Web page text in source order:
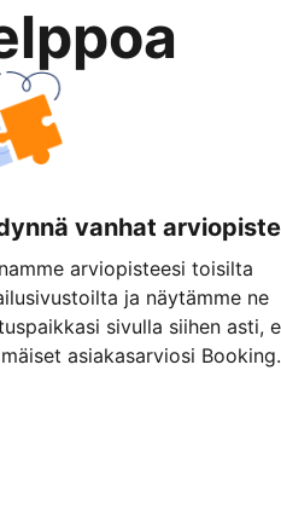
vanhat
arviopisteesi toisilta
ja näytämme ne
sivulla siihen asti,
asiakasarviosi